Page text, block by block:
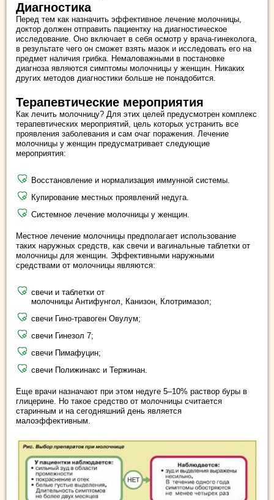
Диагностика
Перед тем как назначить эффективное лечение молочницы,
доктор должен отправить пациентку на диагностическое
исследование. Оно включает в себя осмотр у врача-гинеколога,
в результате чего он сможет взять мазок и исследовать его на
предмет наличия грибка. Немаловажными в постановке
диагноза являются симптомы молочницы у женщин. Никаких
других методов диагностики больше не понадобится.
Терапевтические мероприятия
Как лечить молочницу? Для этих целей предусмотрен комплекс
терапевтических мероприятий, цель которых устранить все
проявления заболевания и сам очаг поражения. Лечение
молочницы у женщин предусматривает следующие
мероприятия:
Восстановление и нормализация иммунной системы.
Купирование местных проявлений недуга.
Системное лечение молочницы у женщин.
Местное лечение молочницы предполагает использование
таких наружных средств, как свечи и вагинальные таблетки от
молочницы для женщин. Эффективными наружными
средствами от молочницы являются:
свечи и таблетки от
молочницы Антифунгол, Канизон, Клотримазол;
свечи Гино-травоген Овулум;
свечи Гинезол 7;
свечи Пимафуцин;
свечи Полижинакс и Тержинан.
Еще врачи назначают при этом недуге 5–10% раствор буры в
глицерине. Но такое средство от молочницы считается
старинным и на сегодняшний день является
малоэффективным.